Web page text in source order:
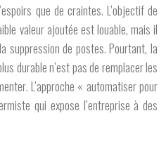
que de craintes. L’objectif de
valeur ajoutée est louable, mais il
suppression de postes. Pourtant, la
durable n’est pas de remplacer les
. L’approche « automatiser pour
qui expose l’entreprise à des